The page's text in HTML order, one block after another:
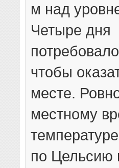
м над
Четыре дня
чтобы
месте.
местному
по Цельсию